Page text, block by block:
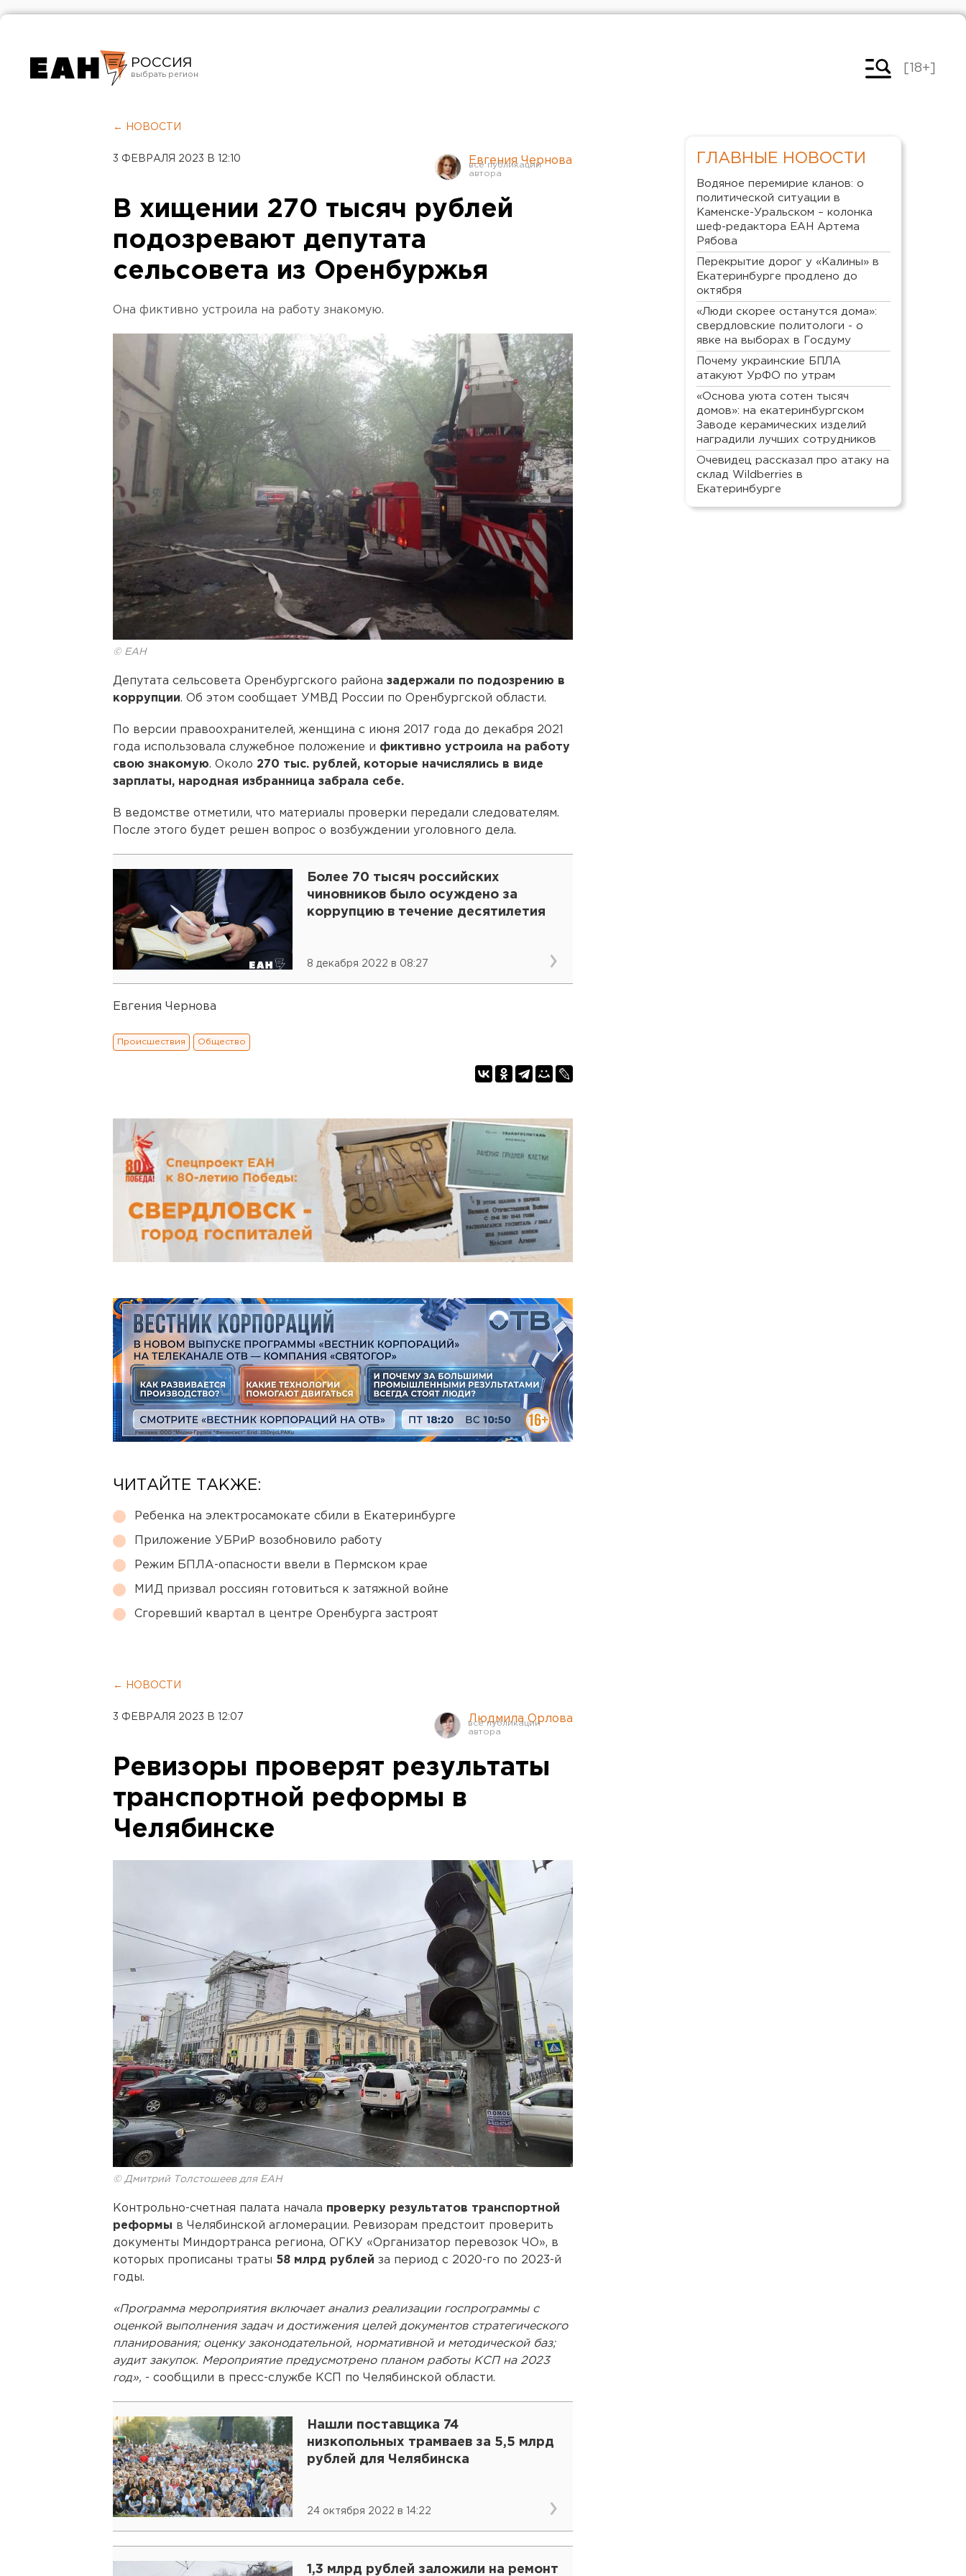
РОССИЯ
Челябинск
[18+]
← НОВОСТИ
3 ФЕВРАЛЯ 2023 В 12:10 Евгения Чернова
В хищении 270 тысяч рублей
подозревают депутата
сельсовета из Оренбуржья
Она фиктивно устроила на работу знакомую.
© ЕАН
Депутата сельсовета Оренбургского района задержали по подозрению в
коррупции. Об этом сообщает УМВД России по Оренбургской области.
По версии правоохранителей, женщина с июня 2017 года до декабря 2021
года использовала служебное положение и фиктивно устроила на работу
свою знакомую. Около 270 тыс. рублей, которые начислялись в виде
зарплаты, народная избранница забрала себе.
В ведомстве отметили, что материалы проверки передали следователям.
После этого будет решен вопрос о возбуждении уголовного дела.
Более 70 тысяч российских
чиновников было осуждено за
коррупцию в течение десятилетия
8 декабря 2022 в 08:27
Евгения Чернова
Происшествия Общество
ЧИТАЙТЕ ТАКЖЕ:
Ребенка на электросамокате сбили в Екатеринбурге
Приложение УБРиР возобновило работу
Режим БПЛА-опасности ввели в Пермском крае
МИД призвал россиян готовиться к затяжной войне
Сгоревший квартал в центре Оренбурга застроят
← НОВОСТИ
3 ФЕВРАЛЯ 2023 В 12:07 Людмила Орлова
Ревизоры проверят результаты
транспортной реформы в
Челябинске
© Дмитрий Толстошеев для ЕАН
Контрольно-счетная палата начала проверку результатов транспортной
реформы в Челябинской агломерации. Ревизорам предстоит проверить
документы Миндортранса региона, ОГКУ «Организатор перевозок ЧО», в
которых прописаны траты 58 млрд рублей за период с 2020-го по 2023-й
годы.
«Программа мероприятия включает анализ реализации госпрограммы с
оценкой выполнения задач и достижения целей документов стратегического
планирования; оценку законодательной, нормативной и методической баз;
аудит закупок. Мероприятие предусмотрено планом работы КСП на 2023
год», - сообщили в пресс-службе КСП по Челябинской области.
Нашли поставщика 74
низкопольных трамваев за 5,5 млрд
рублей для Челябинска
24 октября 2022 в 14:22
1,3 млрд рублей заложили на ремонт
ГЛАВНЫЕ НОВОСТИ
Водяное перемирие кланов: о
политической ситуации в
Каменске-Уральском – колонка
шеф-редактора ЕАН Артема
Рябова
Перекрытие дорог у «Калины» в
Екатеринбурге продлено до
октября
«Люди скорее останутся дома»:
свердловские политологи - о
явке на выборах в Госдуму
Почему украинские БПЛА
атакуют УрФО по утрам
«Основа уюта сотен тысяч
домов»: на екатеринбургском
Заводе керамических изделий
наградили лучших сотрудников
Очевидец рассказал про атаку на
склад Wildberries в
Екатеринбурге